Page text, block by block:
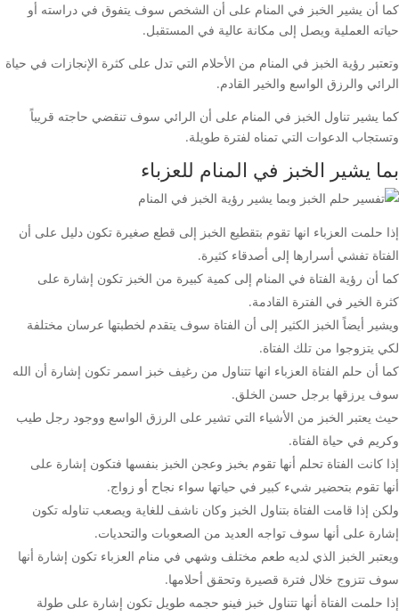
كما أن يشير الخبز في المنام على أن الشخص سوف يتفوق في دراسته أو
حياته العملية ويصل إلى مكانة عالية في المستقبل.
وتعتبر رؤية الخبز في المنام من الأحلام التي تدل على كثرة الإنجازات في حياة
الرائي والرزق الواسع والخير القادم.
كما يشير تناول الخبز في المنام على أن الرائي سوف تنقضي حاجته قريباً
وتستجاب الدعوات التي تمناه لفترة طويلة.
بما يشير الخبز في المنام للعزباء
إذا حلمت العزباء انها تقوم بتقطيع الخبز إلى قطع صغيرة تكون دليل على أن
الفتاة تفشي أسرارها إلى أصدقاء كثيرة.
كما أن رؤية الفتاة في المنام إلى كمية كبيرة من الخبز تكون إشارة على
كثرة الخير في الفترة القادمة.
ويشير أيضاً الخبز الكثير إلى أن الفتاة سوف يتقدم لخطبتها عرسان مختلفة
لكي يتزوجوا من تلك الفتاة.
كما أن حلم الفتاة العزباء انها تتناول من رغيف خبز اسمر تكون إشارة أن الله
سوف يرزقها برجل حسن الخلق.
حيث يعتبر الخبز من الأشياء التي تشير على الرزق الواسع ووجود رجل طيب
وكريم في حياة الفتاة.
إذا كانت الفتاة تحلم أنها تقوم بخبز وعجن الخبز بنفسها فتكون إشارة على
أنها تقوم بتحضير شيء كبير في حياتها سواء نجاح أو زواج.
ولكن إذا قامت الفتاة بتناول الخبز وكان ناشف للغاية ويصعب تناوله تكون
إشارة على أنها سوف تواجه العديد من الصعوبات والتحديات.
ويعتبر الخبز الذي لديه طعم مختلف وشهي في منام العزباء تكون إشارة أنها
سوف تتزوج خلال فترة قصيرة وتحقق أحلامها.
إذا حلمت الفتاة أنها تتناول خبز فينو حجمه طويل تكون إشارة على طولة